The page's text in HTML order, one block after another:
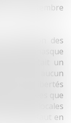
du 7 septembre
juridiction des
port du masque
présentait un
par aucun
aux libertés
apportées que
locales
font défaut en